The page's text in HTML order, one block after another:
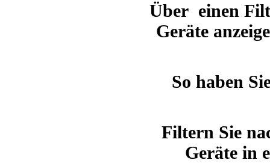
Über einen
Geräte
So haben
Filtern Sie
Geräte in